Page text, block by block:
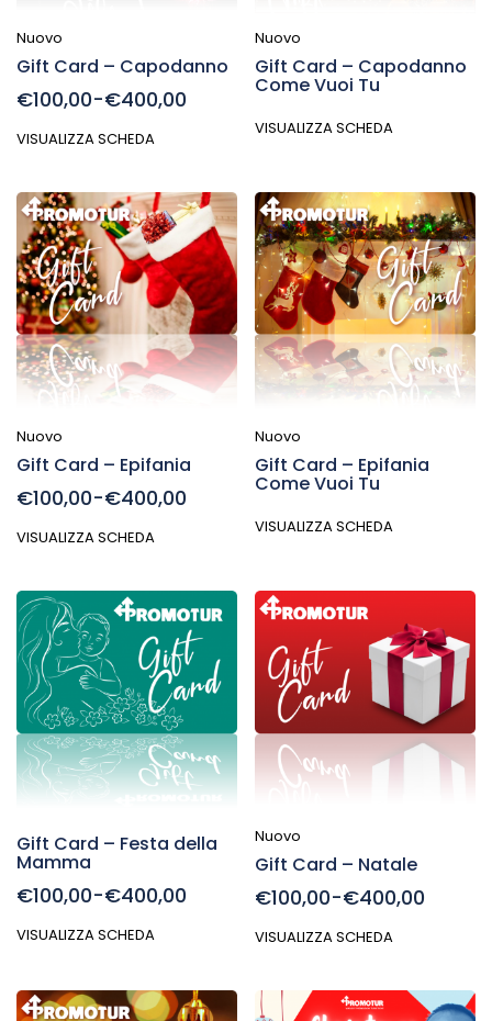
Nuovo
Gift Card – Capodanno
€100,00-€400,00
VISUALIZZA SCHEDA
Nuovo
Gift Card – Capodanno
Come Vuoi Tu
VISUALIZZA SCHEDA
Nuovo
Gift Card – Epifania
€100,00-€400,00
VISUALIZZA SCHEDA
Nuovo
Gift Card – Epifania
Come Vuoi Tu
VISUALIZZA SCHEDA
Gift Card – Festa della
Mamma
€100,00-€400,00
VISUALIZZA SCHEDA
Nuovo
Gift Card – Natale
€100,00-€400,00
VISUALIZZA SCHEDA